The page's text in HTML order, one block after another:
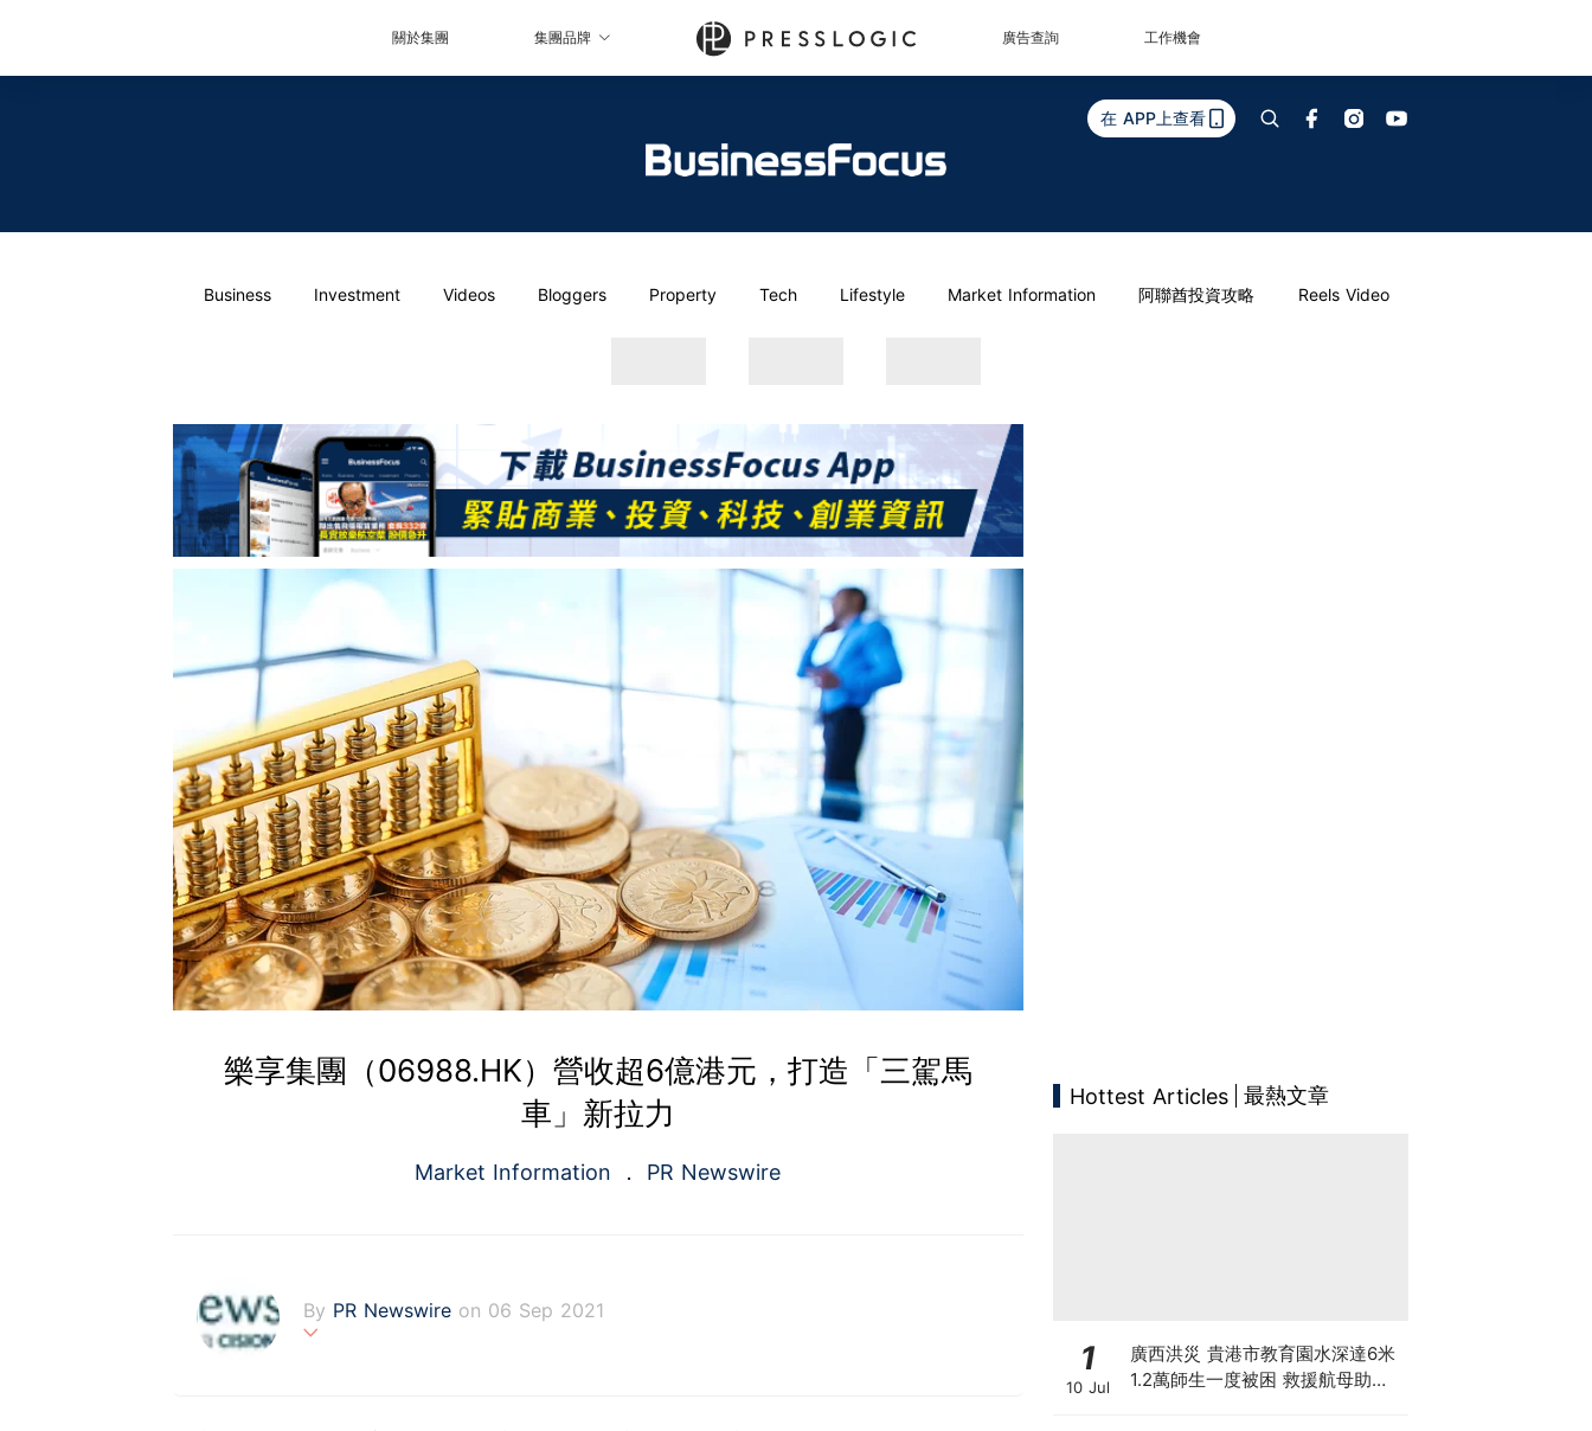
關於集團 集團品牌 廣告查詢 工作機會
在 APP上查看
Business Investment Videos Bloggers Property Tech Lifestyle Market Information 阿聯酋投資攻略 Reels Video
樂享集團（06988.HK）營收超6億港元，打造「三駕馬
車」新拉力
Market Information PR Newswire
By PR Newswire on 06 Sep 2021
Hottest Articles 最熱文章
1
10 Jul
廣西洪災 貴港市教育園水深達6米
1.2萬師生一度被困 救援航母助逃